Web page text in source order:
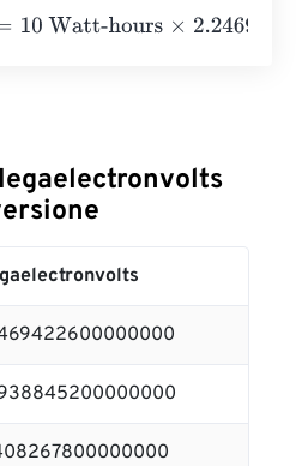
Watt-hours×2.24694226e+16